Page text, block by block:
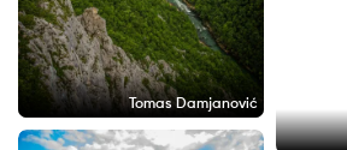
Tomas Damjanović